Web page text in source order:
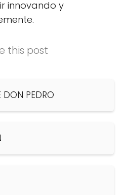
innovando y
this post
DON PEDRO